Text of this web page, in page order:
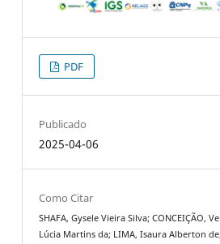
PDF
Publicado
2025-04-06
Como Citar
SHAFA, Gysele Vieira Silva; CONCEIÇÃO,
Lúcia Martins da; LIMA, Isaura Alberton